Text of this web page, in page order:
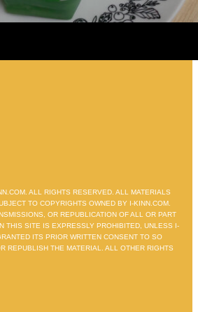
ALL RIGHTS RESERVED. ALL MATERIALS
TO COPYRIGHTS OWNED BY I-KINN.COM.
OR REPUBLICATION OF ALL OR PART
THIS SITE IS EXPRESSLY PROHIBITED, UNLESS I-
ITS PRIOR WRITTEN CONSENT TO SO
REPUBLISH THE MATERIAL. ALL OTHER RIGHTS